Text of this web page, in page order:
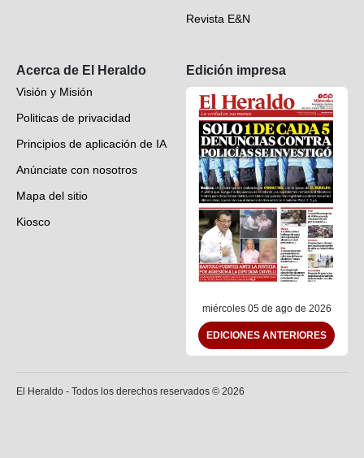
Revista E&N
Acerca de El Heraldo
Visión y Misión
Politicas de privacidad
Principios de aplicación de IA
Anúnciate con nosotros
Mapa del sitio
Kiosco
Edición impresa
miércoles 05 de ago de 2026
EDICIONES ANTERIORES
El Heraldo - Todos los derechos reservados © 2026